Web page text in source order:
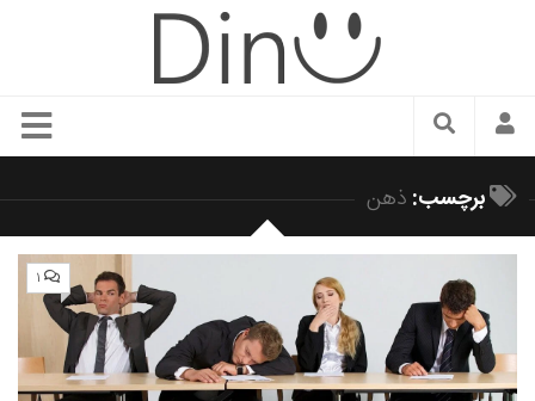
سبک زندگی
زیبایی و آرایش
شیک پوشی
دکوراسیون و چیدمان
غذا
برچسب: ذهن
۱